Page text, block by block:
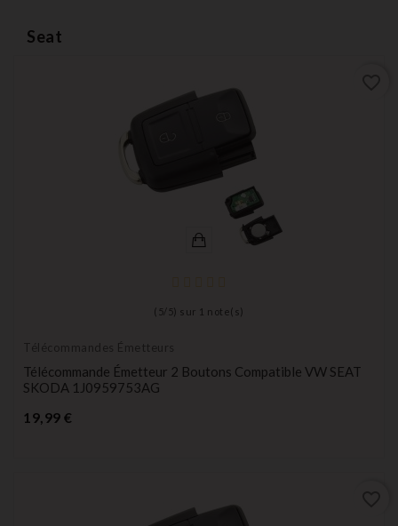
Seat
( 5/ 5) sur 1 note(s)
Télécommandes Émetteurs
Télécommande Émetteur 2 Boutons Compatible VW SEAT
SKODA 1J0959753AG
19,99 €